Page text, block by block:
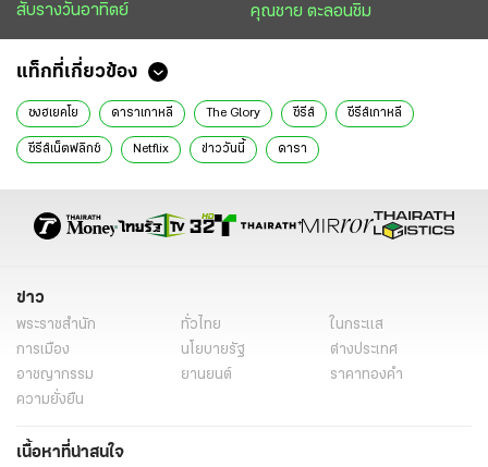
สับรางวันอาทิตย์ คุณชาย ตะลอนชิม
แท็กที่เกี่ยวข้อง
ซงฮเยคโย ดาราเกาหลี The Glory ซีรีส์ ซีรีส์เกาหลี
ซีรีส์เน็ตฟลิกซ์ Netflix ข่าววันนี้ ดารา
ข่าว
พระราชสำนัก ทั่วไทย
ในกระแส
การเมือง
นโยบายรัฐ
ต่างประเทศ
อาชญากรรม
ยานยนต์
ราคาทองคำ
ความยั่งยืน
เนื้อหาที่น่าสนใจ